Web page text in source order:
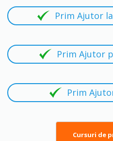
Prim Ajutor
Prim Ajutor
Prim
Cursuri de